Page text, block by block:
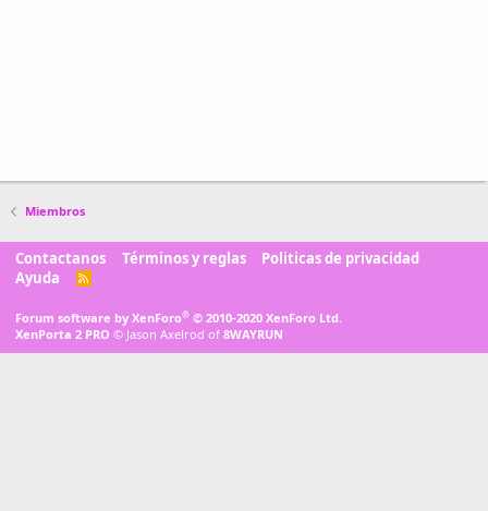
Miembros
Contactanos Términos y reglas
Politicas de privacidad
Ayuda
R
Forum software by XenForo® © 2010-2020 XenForo Ltd.
XenPorta 2 PRO © Jason Axelrod of 8WAYRUN